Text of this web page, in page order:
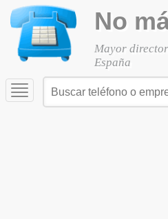
No
Mayor
España
Toggle
navigation